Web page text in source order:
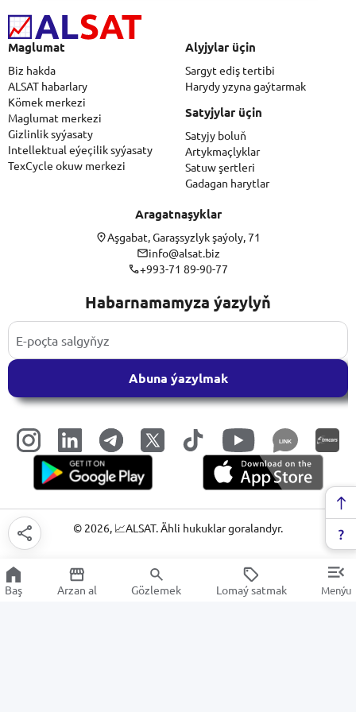
Maglumat
Biz hakda
ALSAT habarlary
Kömek merkezi
Maglumat merkezi
Gizlinlik syýasaty
Intellektual eýeçilik syýasaty
TexCycle okuw merkezi
Alyjylar üçin
Sargyt ediş tertibi
Harydy yzyna gaýtarmak
Satyjylar üçin
Satyjy boluň
Artykmaçlyklar
Satuw şertleri
Gadagan harytlar
Aragatnaşyklar
Aşgabat, Garaşsyzlyk şaýoly, 71
info@alsat.biz
+993-71 89-90-77
Habarnamamyza ýazylyň
Abuna ýazylmak
LINK
© 2026, 📈ALSAT. Ähli hukuklar goralandyr.
Baş Arzan al Gözlemek Lomaý satmak Menýu